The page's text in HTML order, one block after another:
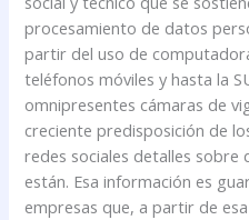
procesamiento de datos
partir del uso de
teléfonos móviles y hasta la
omnipresentes cámaras de
creciente predisposición de
redes sociales detalles sobre
están. Esa información es
empresas que, a partir de